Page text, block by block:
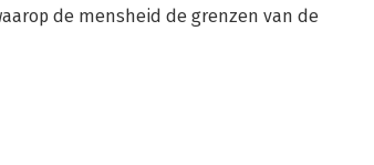
de mensheid de grenzen van de